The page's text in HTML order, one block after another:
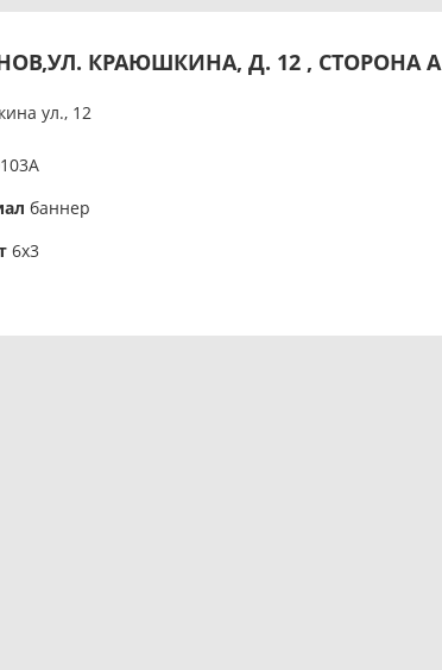
КРАЮШКИНА, Д. 12 , СТОРОНА А
ул., 12
баннер
6х3